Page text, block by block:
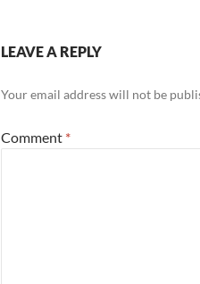
LEAVE A REPLY
Your email address will not be
Comment *